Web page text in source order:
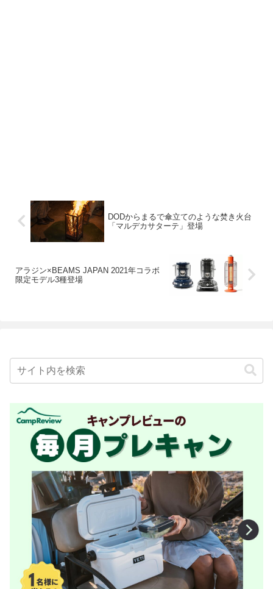
DODからまるで傘立てのような焚き火台
「マルデカサターテ」登場
アラジン×BEAMS JAPAN 2021年コラボ
限定モデル3種登場